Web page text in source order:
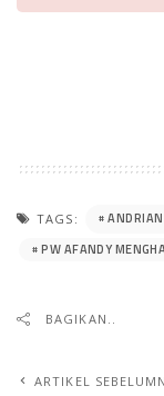
TAGS:
PW AFANDY
BAGIKAN..
ARTIKEL